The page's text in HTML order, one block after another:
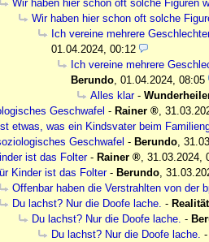
Wir haben hier schon oft solche Figuren
Wir haben hier schon oft solche
Ich vereine mehrere
01.04.2024, 00:12
Ich vereine mehrere
Berundo, 01.04.2024, 08:05
Alles klar-
Geschwafel - Rainer ,
etwas, was ein Kindsvater beim
Geschwafel - Berundo,
ist das Folter- Rainer , 31.03.2024,
Kinder ist das Folter- Berundo,
Offenbar haben die Verstrahlten von der
Du lachst? Nur die Doofe lache. - Realität
Du lachst? Nur die Doofe lache. -
Du lachst? Nur die Doofe lache.